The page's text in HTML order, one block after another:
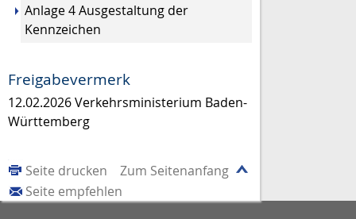
Anlage 4 Ausgestaltung der
Kennzeichen
Freigabevermerk
12.02.2026 Verkehrsministerium Baden-
Württemberg
Zum Seitenanfang
Seite drucken
Seite empfehlen